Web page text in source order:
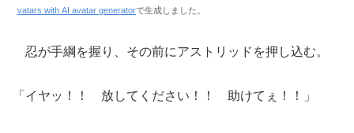
vatars with AI avatar generatorで生成しました。
忍が手綱を握り、その前にアストリッドを押し込む。
「イヤッ！！ 放してください！！ 助けてぇ！！」